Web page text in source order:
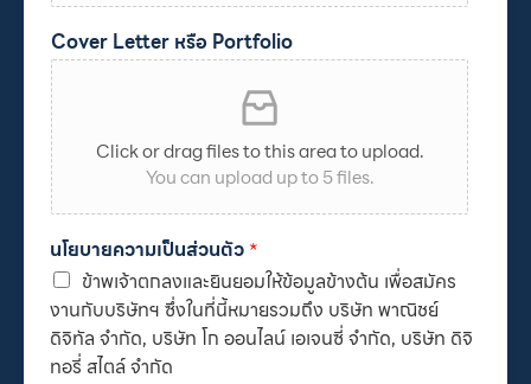
Cover Letter หรือ Portfolio
Click or drag files to this area to upload.
You can upload up to 5 files.
นโยบายความเป็นส่วนตัว *
ข้าพเจ้าตกลงและยินยอมให้ข้อมูลข้างต้น เพื่อสมัคร
งานกับบริษัทฯ ซึ่งในที่นี้หมายรวมถึง บริษัท พาณิชย์
ดิจิทัล จำกัด, บริษัท โก ออนไลน์ เอเจนซี่ จำกัด, บริษัท ดิจิ
ทอรี่ สไตล์ จำกัด